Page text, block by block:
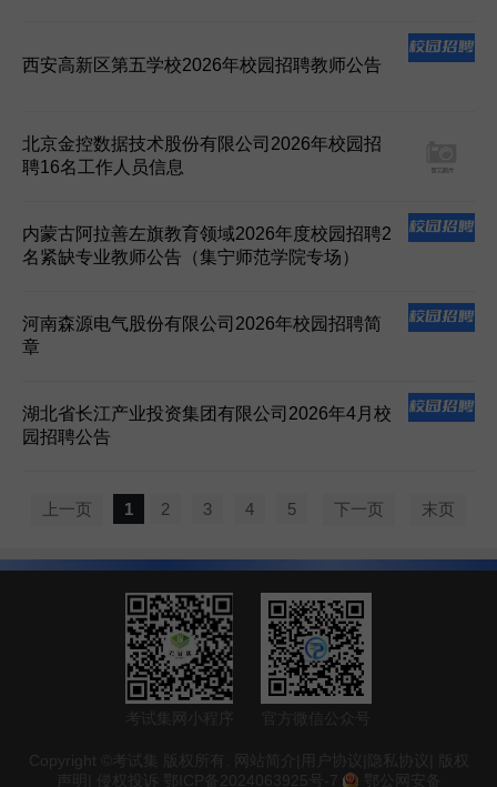
西安高新区第五学校2026年校园招聘教师公告
北京金控数据技术股份有限公司2026年校园招
聘16名工作人员信息
内蒙古阿拉善左旗教育领域2026年度校园招聘2
名紧缺专业教师公告（集宁师范学院专场）
河南森源电气股份有限公司2026年校园招聘简
章
湖北省长江产业投资集团有限公司2026年4月校
园招聘公告
上一页 1 2 3 4 5 下一页 末页